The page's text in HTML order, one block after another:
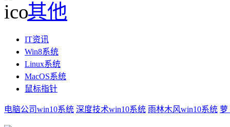
其他
IT资讯
Win8系统
Linux系统
MacOS系统
鼠标指针
电脑公司win10系统 深度技术win10系统 雨林木风win10系统 萝